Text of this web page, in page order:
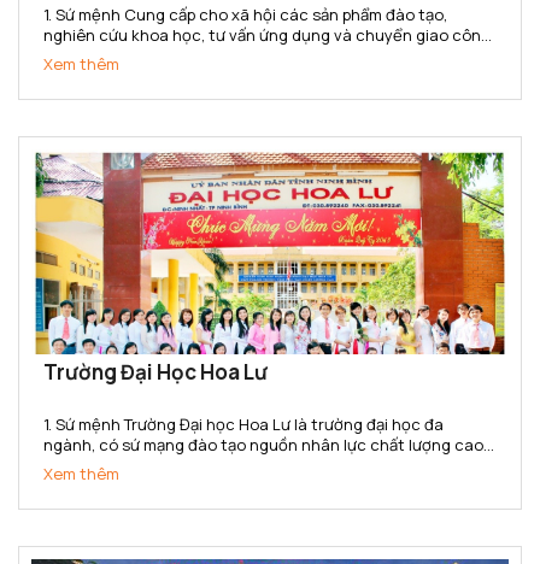
1. Sứ mệnh Cung cấp cho xã hội các sản phẩm đào tạo,
nghiên cứu khoa học, tư vấn ứng dụng và chuyển giao công
nghệ có chất lượng cao, có thương hiệu và danh tiếng, đạt
đẳng cấp khu vực Bắc trung bộ và cả nước về lĩnh vực Kế...
Xem thêm
Trường Đại Học Hoa Lư
1. Sứ mệnh Trường Đại học Hoa Lư là trường đại học đa
ngành, có sứ mạng đào tạo nguồn nhân lực chất lượng cao,
tổ chức nghiên cứu và ứng dụng khoa học công nghệ đáp
ứng yêu cầu phát triển kinh tế - xã hội của địa phương và...
Xem thêm